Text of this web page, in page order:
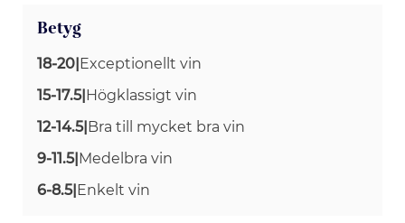
Betyg
18-20|Exceptionellt vin
15-17.5|Högklassigt vin
12-14.5|Bra till mycket bra vin
9-11.5|Medelbra vin
6-8.5|Enkelt vin